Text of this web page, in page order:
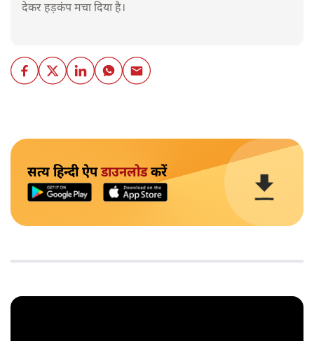
देकर हड़कंप मचा दिया है।
सत्य हिन्दी ऐपडाउनलोडकरें